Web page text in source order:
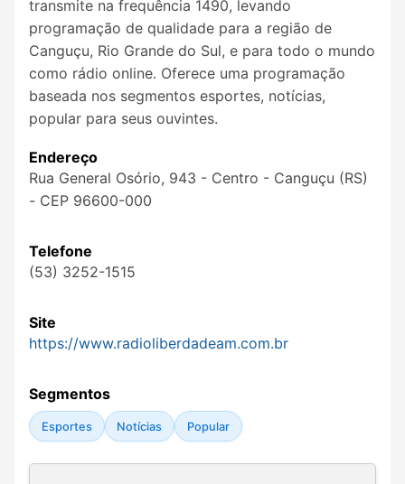
transmite na frequência 1490, levando
programação de qualidade para a região de
Canguçu, Rio Grande do Sul, e para todo o mundo
como rádio online. Oferece uma programação
baseada nos segmentos esportes, notícias,
popular para seus ouvintes.
Endereço
Rua General Osório, 943 - Centro - Canguçu (RS)
- CEP 96600-000
Telefone
(53) 3252-1515
Site
https://www.radioliberdadeam.com.br
Segmentos
Esportes Notícias Popular